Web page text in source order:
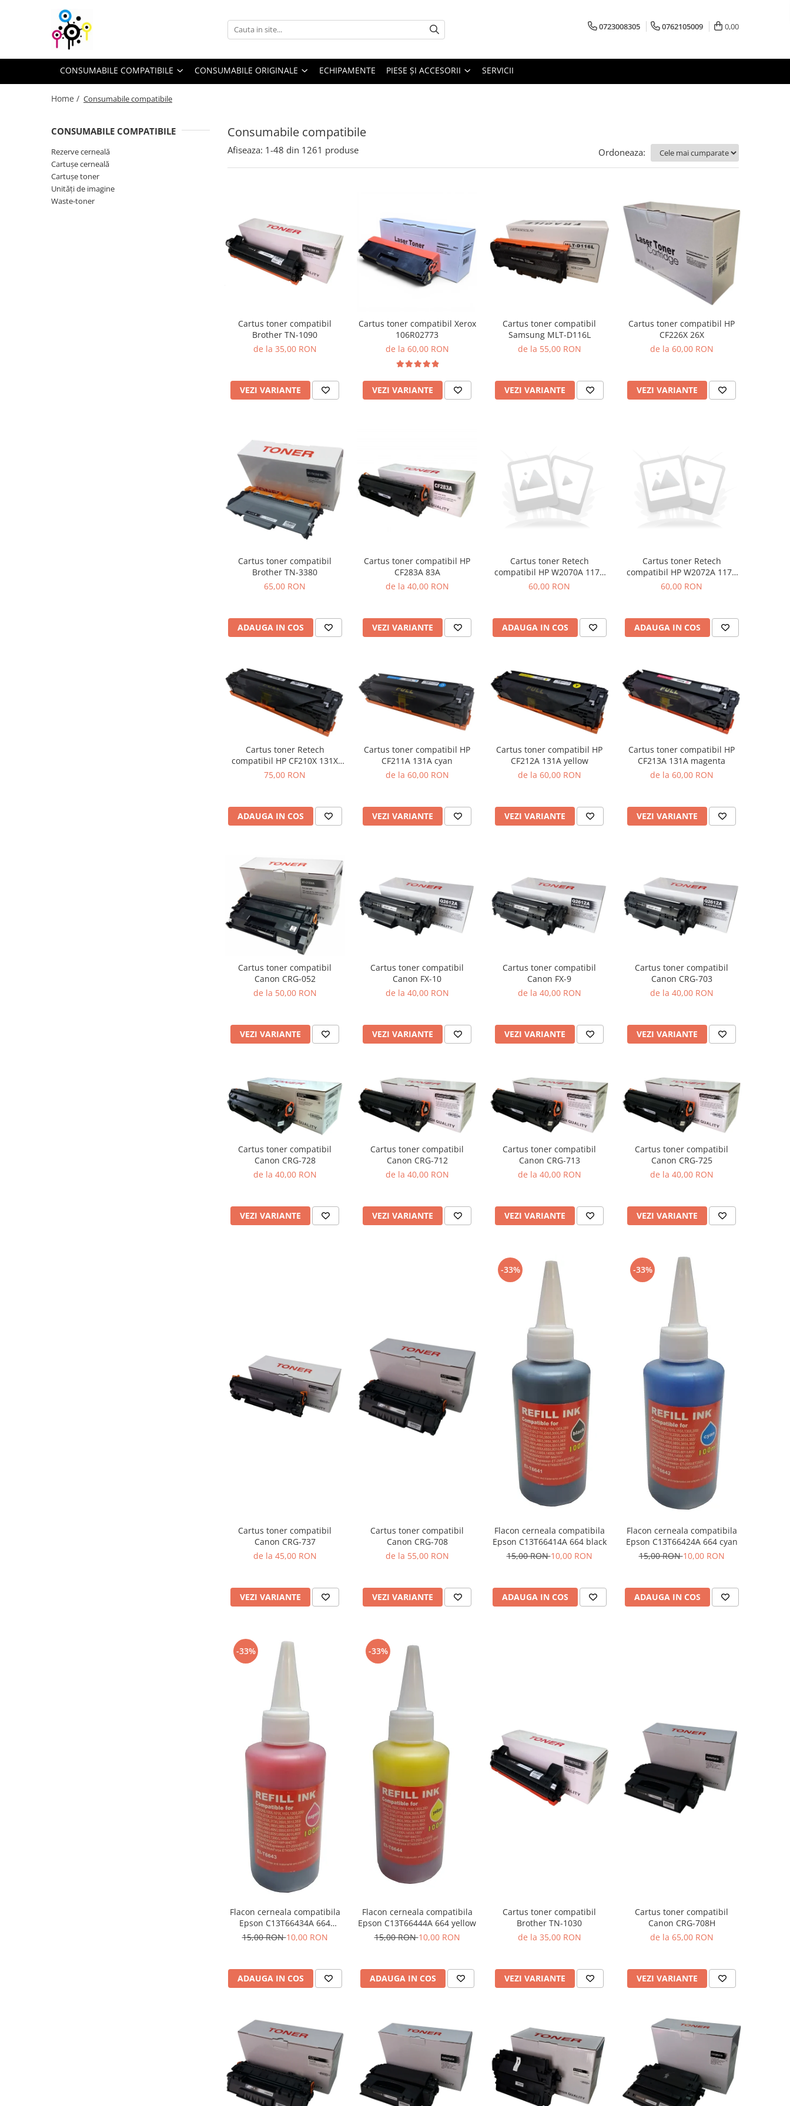
Consumabile compatibile
Cartuşe cerneală
Unităţi de imagine
Rezerve cerneală
Consumabile originale
Cartuşe inkjet
Flacoane cerneală
Piese şi accesorii
Cerneală refill
0723008305 0762105009 0,00
CONSUMABILE COMPATIBILE CONSUMABILE ORIGINALE ECHIPAMENTE PIESE ŞI ACCESORII SERVICII
Home / Consumabile compatibile
Consumabile compatibile
CONSUMABILE COMPATIBILE
Rezerve cerneală
Cartuşe cerneală
Cartuşe toner
Unităţi de imagine
Waste-toner
Afiseaza: 1-48 din 1261 produse Ordoneaza:
Cartus toner compatibil
Brother TN-1090
de la 35,00 RON
VEZI VARIANTE
Cartus toner compatibil Xerox
106R02773
de la 60,00 RON
VEZI VARIANTE
Cartus toner compatibil
Samsung MLT-D116L
de la 55,00 RON
VEZI VARIANTE
Cartus toner compatibil HP
CF226X 26X
de la 60,00 RON
VEZI VARIANTE
Cartus toner compatibil
Brother TN-3380
65,00 RON
ADAUGA IN COS
Cartus toner compatibil HP
CF283A 83A
de la 40,00 RON
VEZI VARIANTE
Cartus toner Retech
compatibil HP W2070A 117A
black
60,00 RON
ADAUGA IN COS
Cartus toner Retech
compatibil HP W2072A 117A
yellow
60,00 RON
ADAUGA IN COS
Cartus toner Retech
compatibil HP CF210X 131X
black
75,00 RON
ADAUGA IN COS
Cartus toner compatibil HP
CF211A 131A cyan
de la 60,00 RON
VEZI VARIANTE
Cartus toner compatibil HP
CF212A 131A yellow
de la 60,00 RON
VEZI VARIANTE
Cartus toner compatibil HP
CF213A 131A magenta
de la 60,00 RON
VEZI VARIANTE
Cartus toner compatibil
Canon CRG-052
de la 50,00 RON
VEZI VARIANTE
Cartus toner compatibil
Canon FX-10
de la 40,00 RON
VEZI VARIANTE
Cartus toner compatibil
Canon FX-9
de la 40,00 RON
VEZI VARIANTE
Cartus toner compatibil
Canon CRG-703
de la 40,00 RON
VEZI VARIANTE
Cartus toner compatibil
Canon CRG-728
de la 40,00 RON
VEZI VARIANTE
Cartus toner compatibil
Canon CRG-712
de la 40,00 RON
VEZI VARIANTE
Cartus toner compatibil
Canon CRG-713
de la 40,00 RON
VEZI VARIANTE
Cartus toner compatibil
Canon CRG-725
de la 40,00 RON
VEZI VARIANTE
Cartus toner compatibil
Canon CRG-737
de la 45,00 RON
VEZI VARIANTE
Cartus toner compatibil
Canon CRG-708
de la 55,00 RON
VEZI VARIANTE
-33%
Flacon cerneala compatibila
Epson C13T66414A 664 black
15,00 RON10,00 RON
ADAUGA IN COS
-33%
Flacon cerneala compatibila
Epson C13T66424A 664 cyan
15,00 RON10,00 RON
ADAUGA IN COS
-33%
Flacon cerneala compatibila
Epson C13T66434A 664
magenta
15,00 RON10,00 RON
ADAUGA IN COS
-33%
Flacon cerneala compatibila
Epson C13T66444A 664 yellow
15,00 RON10,00 RON
ADAUGA IN COS
Cartus toner compatibil
Brother TN-1030
de la 35,00 RON
VEZI VARIANTE
Cartus toner compatibil
Canon CRG-708H
de la 65,00 RON
VEZI VARIANTE